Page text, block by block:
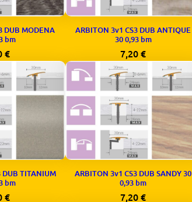
DUB MODENA
bm
€
ARBITON 3v1 CS3 DUB ANTIQUE
30 0,93 bm
7,20€
DUB TITANIUM
bm
€
ARBITON 3v1 CS3 DUB SANDY 30
0,93 bm
7,20€